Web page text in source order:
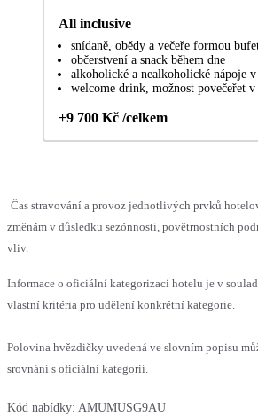
All inclusive
snídaně, obědy a večeře formou
občerstvení a snack během dne
alkoholické a nealkoholické nápoje
welcome drink, možnost povečeřet
+9 700 Kč /celkem
Čas stravování a provoz jednotlivých prvků
změnám v důsledku sezónnosti, povětrnostních
vliv.
Informace o oficiální kategorizaci hotelu je v
vlastní kritéria pro udělení konkrétní kategorie.
Polovina hvězdičky uvedená ve slovním popisu
srovnání s oficiální kategorií.
Kód nabídky: AMUMUSG9AU